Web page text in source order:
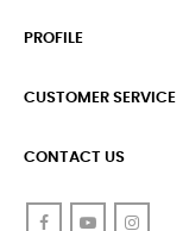
PROFILE
CUSTOMER SERVICE
CONTACT US
FacebookYouTube